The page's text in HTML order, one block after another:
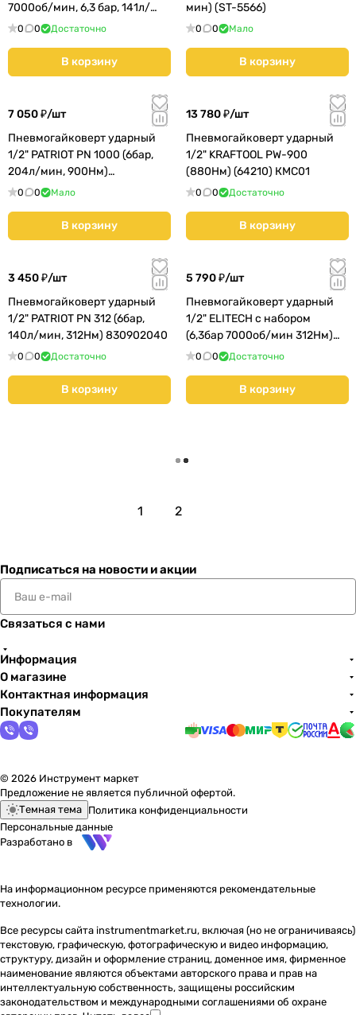
7000об/мин, 6,3 бар, 141л/
мин) (64260) КМС01
0 0 Достаточно
В корзину
мин) (ST-5566)
0 0 Мало
В корзину
7 050 ₽/шт
Пневмогайковерт ударный
1/2" PATRIOT PN 1000 (6бар,
204л/мин, 900Нм)
(830902044)
0 0 Мало
В корзину
13 780 ₽/шт
Пневмогайковерт ударный
1/2" KRAFTOOL PW-900
(880Hм) (64210) КМС01
0 0 Достаточно
В корзину
3 450 ₽/шт
Пневмогайковерт ударный
1/2" PATRIOT PN 312 (6бар,
140л/мин, 312Нм) 830902040
0 0 Достаточно
В корзину
5 790 ₽/шт
Пневмогайковерт ударный
1/2" ELITECH с набором
(6,3бар 7000об/мин 312Нм)
0704.012800
0 0 Достаточно
В корзину
Загрузить еще
1 2
Подписаться на новости и акции
Связаться с нами
Информация
О магазине
Контактная информация
Покупателям
© 2026 Инструмент маркет
Предложение не является публичной офертой.
Темная тема Политика конфиденциальности
Персональные данные
Разработано в
На информационном ресурсе применяются рекомендательные
технологии.
Все ресурсы сайта instrumentmarket.ru, включая (но не ограничиваясь)
текстовую, графическую, фотографическую и видео информацию,
структуру, дизайн и оформление страниц, доменное имя, фирменное
наименование являются объектами авторского права и прав на
интеллектуальную собственность, защищены российским
законодательством и международными соглашениями об охране